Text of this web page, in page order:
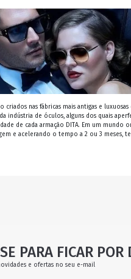
criados nas fábricas mais antigas e
indústria de óculos, alguns dos quais
de cada armação DITA. Em um
e acelerando o tempo a 2 ou 3 meses,
PARA FICAR POR
e ofertas no seu e-mail